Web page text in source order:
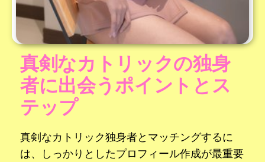
真剣なカトリックの独身
者に出会うポイントとス
テップ
真剣なカトリック独身者とマッチングするに
は、しっかりとしたプロフィール作成が最重要